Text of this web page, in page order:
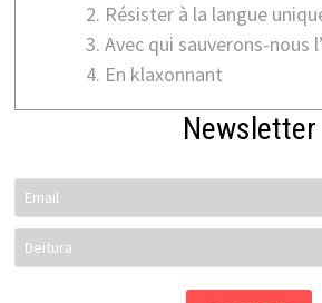
Résister à la langue
Avec qui sauverons-nous
En klaxonnant
Newsletter